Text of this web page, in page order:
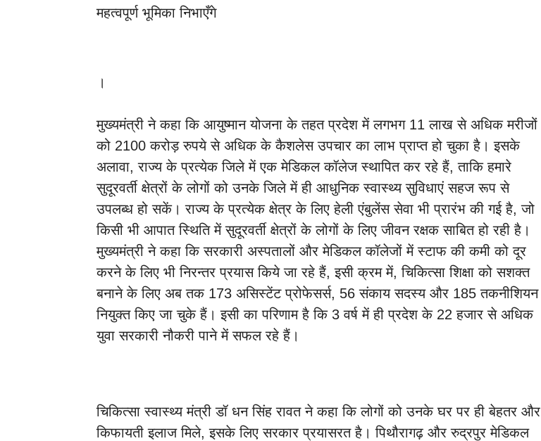
महत्वपूर्ण भूमिका निभाएँगे
।
मुख्यमंत्री ने कहा कि आयुष्मान योजना के तहत प्रदेश में लगभग 11 लाख से अधिक मरीजों
को 2100 करोड़ रुपये से अधिक के कैशलेस उपचार का लाभ प्राप्त हो चुका है। इसके
अलावा, राज्य के प्रत्येक जिले में एक मेडिकल कॉलेज स्थापित कर रहे हैं, ताकि हमारे
सुदूरवर्ती क्षेत्रों के लोगों को उनके जिले में ही आधुनिक स्वास्थ्य सुविधाएं सहज रूप से
उपलब्ध हो सकें। राज्य के प्रत्येक क्षेत्र के लिए हेली एंबुलेंस सेवा भी प्रारंभ की गई है, जो
किसी भी आपात स्थिति में सुदूरवर्ती क्षेत्रों के लोगों के लिए जीवन रक्षक साबित हो रही है।
मुख्यमंत्री ने कहा कि सरकारी अस्पतालों और मेडिकल कॉलेजों में स्टाफ की कमी को दूर
करने के लिए भी निरन्तर प्रयास किये जा रहे हैं, इसी क्रम में, चिकित्सा शिक्षा को सशक्त
बनाने के लिए अब तक 173 असिस्टेंट प्रोफेसर्स, 56 संकाय सदस्य और 185 तकनीशियन
नियुक्त किए जा चुके हैं। इसी का परिणाम है कि 3 वर्ष में ही प्रदेश के 22 हजार से अधिक
युवा सरकारी नौकरी पाने में सफल रहे हैं।
चिकित्सा स्वास्थ्य मंत्री डॉ धन सिंह रावत ने कहा कि लोगों को उनके घर पर ही बेहतर और
किफायती इलाज मिले, इसके लिए सरकार प्रयासरत है। पिथौरागढ़ और रुद्रपुर मेडिकल